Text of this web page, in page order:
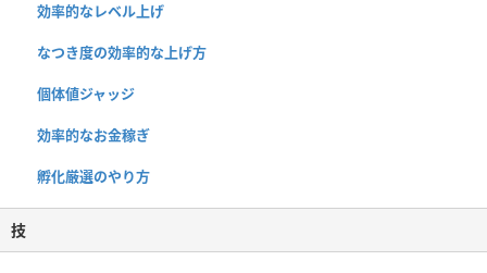
効率的なレベル上げ
なつき度の効率的な上げ方
個体値ジャッジ
効率的なお金稼ぎ
孵化厳選のやり方
技